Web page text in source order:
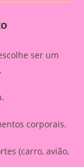
ser um
corporais.
(carro, avião,